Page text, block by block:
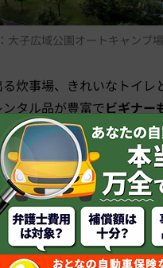
大子広域公園オートキャンプ
炊事場、きれいなトイレ
タル品が豊富でビギナー
場です。
も多く、夏でも電気を使
す。
イトに加えてコテージ（
。大人数で宿泊できるグ